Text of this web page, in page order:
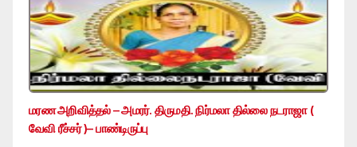
மரண அறிவித்தல் – அமரர். திருமதி. நிர்மலா தில்லை நடராஜா (
வேவி ரீச்சர் )– பாண்டிருப்பு